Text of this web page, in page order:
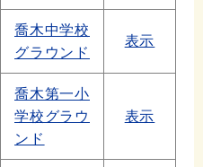
喬木中学校
グラウンド
表示
喬木第一小
学校グラウ
ンド
表示